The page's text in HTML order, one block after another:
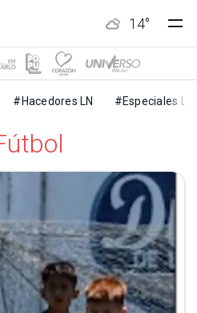
14°
#Hacedores LN #Especiales LN